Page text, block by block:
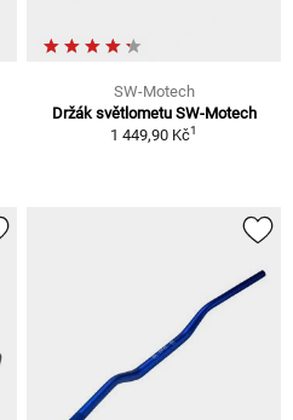
SW-Motech
Držák světlometu SW-Motech
1 449,90 Kč1